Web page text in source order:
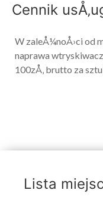
Cennik
W zaleÅ¼noÅ›ci od
naprawa
100zÅ‚ brutto za
Lista